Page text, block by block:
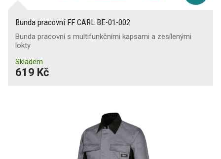
Bunda pracovní FF CARL BE-01-002
Bunda pracovní s multifunkčními kapsami a zesílenými
lokty
Skladem
619 Kč